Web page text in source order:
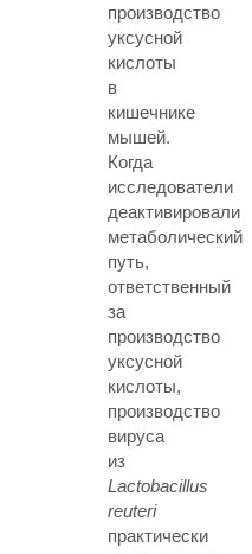
производство
уксусной
кислоты
в
кишечнике
мышей.
Когда
исследователи
деактивировали
метаболический
путь,
ответственный
за
производство
уксусной
кислоты,
производство
вируса
из
Lactobacillus
reuteri
практически